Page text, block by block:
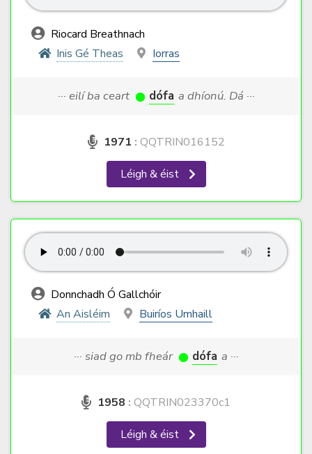
Riocard Breathnach
Inis Gé Theas
Iorras
··· eilí ba ceart dófa a dhíonú. Dá ···
1971 : QQTRIN016152
Léigh & éist
Donnchadh Ó Gallchóir
An Aisléim
Buiríos Umhaill
··· siad go mb fheár dófa a ···
1958 : QQTRIN023370c1
Léigh & éist